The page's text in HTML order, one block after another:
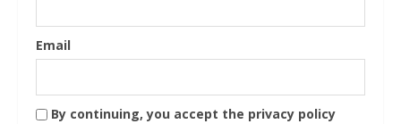
Email
By continuing, you accept the privacy policy